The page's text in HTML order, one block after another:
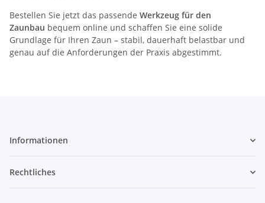
Bestellen Sie jetzt das passende Werkzeug für den
Zaunbau bequem online und schaffen Sie eine solide
Grundlage für Ihren Zaun – stabil, dauerhaft belastbar und
genau auf die Anforderungen der Praxis abgestimmt.
Informationen
Rechtliches